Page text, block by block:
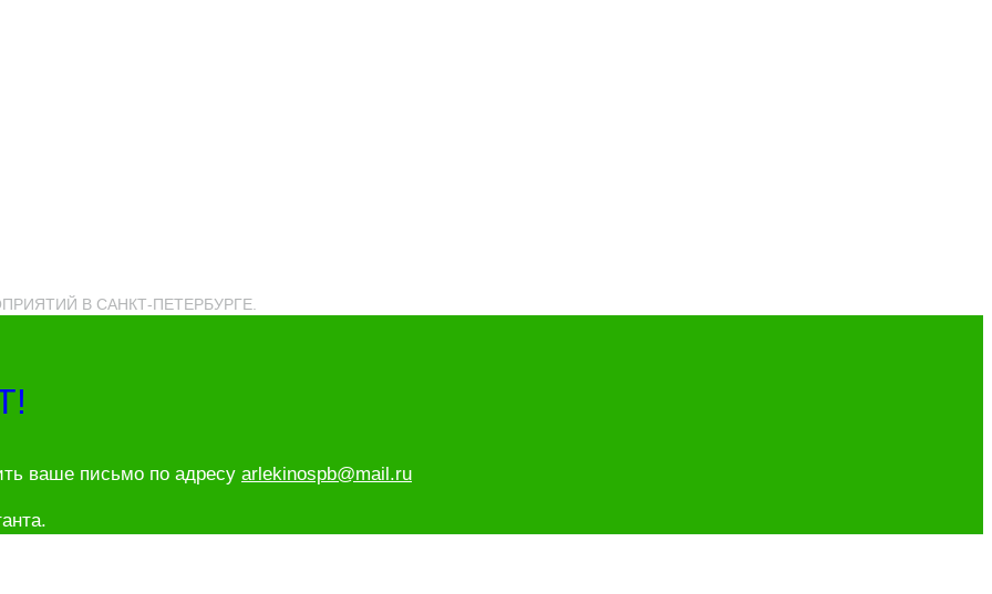
В САНКТ-ПЕТЕРБУРГЕ.
ваше письмо по адресу arlekinospb@mail.ru